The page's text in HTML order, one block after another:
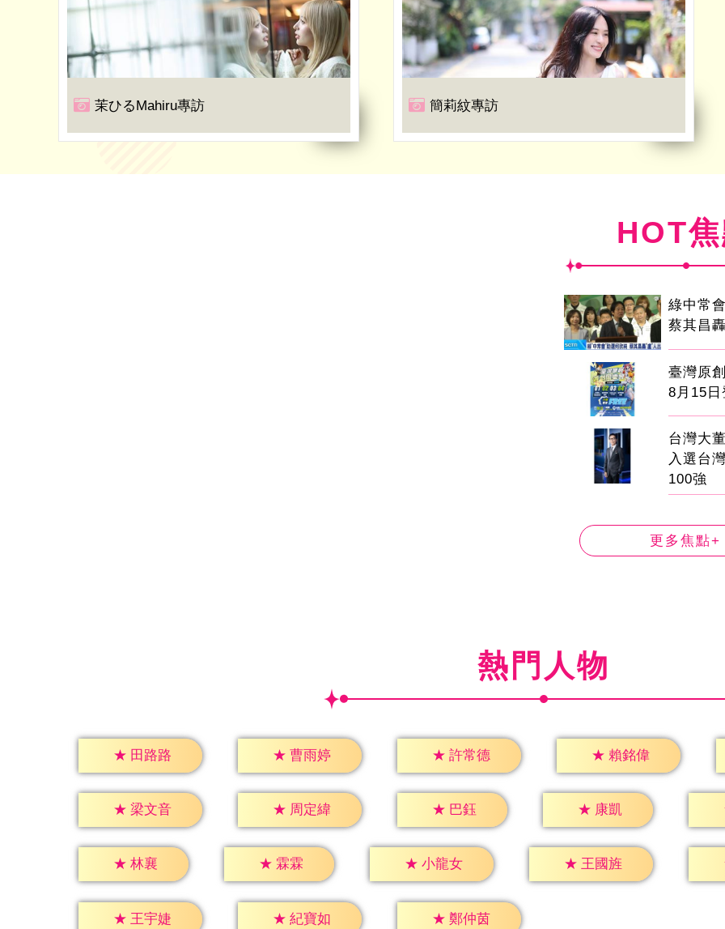
茉ひるMahiru專訪 簡莉紋專訪
HOT
綠中常
蔡其昌
臺灣原
8月15
台灣大
入選台
100強
更多焦點+
熱門人物
★ 田路路 ★ 曹雨婷 ★ 許常德 ★ 賴銘偉
★ 梁文音 ★ 周定緯 ★ 巴鈺 ★ 康凱
★ 林襄 ★ 霖霖 ★ 小龍女 ★ 王國旌
★ 王宇婕 ★ 紀寶如 ★ 鄭仲茵